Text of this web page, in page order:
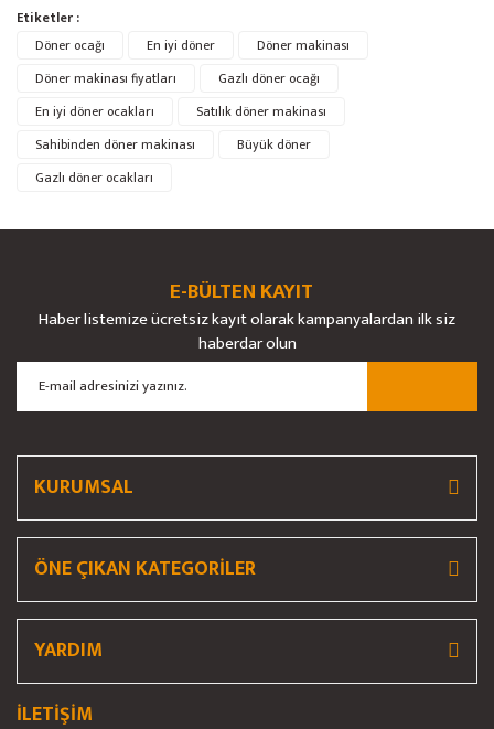
Bu ürüne ilk yorumu siz yapın!
Yorum Yaz
Ürün hakkında henüz soru sorulmamış.
Soru Sor
Bu ürünün fiyat bilgisi, resim, ürün açıklamalarında ve diğer konularda
yetersiz gördüğünüz noktaları öneri formunu kullanarak tarafımıza
iletebilirsiniz.
Görüş ve önerileriniz için teşekkür ederiz.
Ürün fiyatı diğer sitelerden daha pahalı.
Etiketler :
Döner ocağı
En iyi döner
Döner makinası
Döner makinası fiyatları
Gazlı döner ocağı
En iyi döner ocakları
Satılık döner makinası
Sahibinden döner makinası
Büyük döner
Gazlı döner ocakları
E-BÜLTEN KAYIT
Haber listemize ücretsiz kayıt olarak kampanyalardan ilk siz
haberdar olun
KURUMSAL
ÖNE ÇIKAN KATEGORİLER
YARDIM
İLETİŞİM